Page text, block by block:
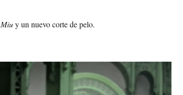
y un nuevo corte de pelo.